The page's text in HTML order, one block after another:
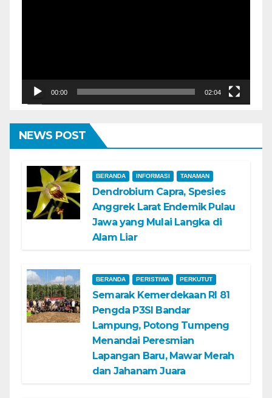
00:00 02:04
NEWS POST
BERANDA INFORMASI TANAMAN
Dendrobium Capra, Spesies
Anggrek Larat Endemik Pulau
Jawa yang Mulai Langka di
Alam Liar
BERANDA PERISTIWA PERKUTUT
Semarak Kemerdekaan RI 81
Pengda P3SI Bandar
Lampung, Potong Tumpeng
Menandai Peresmian
Lapangan Baru, Mawar Merah
dan Jahanam Juara